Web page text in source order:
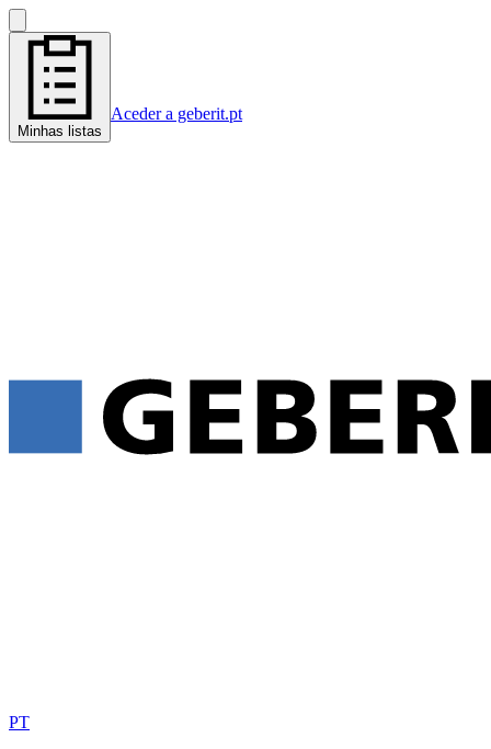
Minhas listas
Aceder a geberit.pt
PT